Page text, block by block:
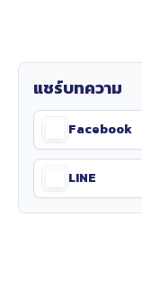
แชร์บทความ
Facebook
LINE